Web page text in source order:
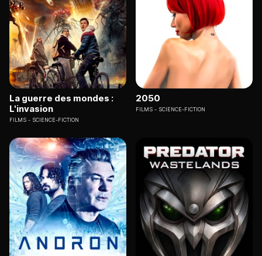
La guerre des mondes :
L'invasion
FILMS SCIENCE-FICTION
2050
FILMS SCIENCE-FICTION